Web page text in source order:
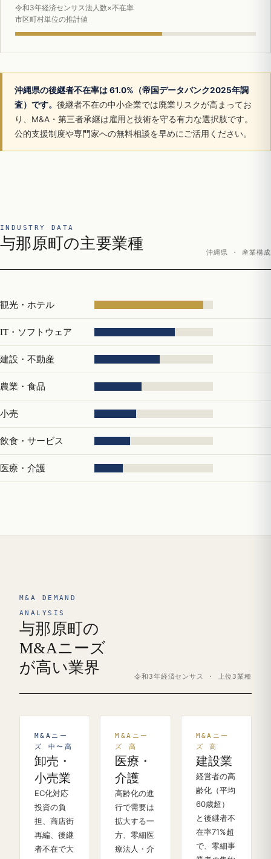
令和3年経済センサス法人数×不在率
市区町村単位の推計値
沖縄県の後継者不在率は 61.0%（帝国データバンク2025年調
査）です。 後継者不在の中小企業では廃業リスクが高まってお
り、M&A・第三者承継は雇用と技術を守る有力な選択肢です。
公的支援制度や専門家への無料相談を早めにご活用ください。
INDUSTRY DATA
与那原町の主要業種
沖縄県 · 産業構成
観光・ホテル
IT・ソフトウェア
建設・不動産
農業・食品
小売
飲食・サービス
医療・介護
M&A DEMAND
ANALYSIS
与那原町の
M&Aニーズ
が高い業界
令和3年経済センサス · 上位3業種
M&Aニー
ズ 中〜高
卸売・
小売業
EC化対応
投資の負
担、商店街
再編、後継
者不在で大
M&Aニー
ズ 高
医療・
介護
高齢化の進
行で需要は
拡大する一
方、零細医
療法人・介
M&Aニー
ズ 高
建設業
経営者の高
齢化（平均
60歳超）
と後継者不
在率71%超
で、零細事